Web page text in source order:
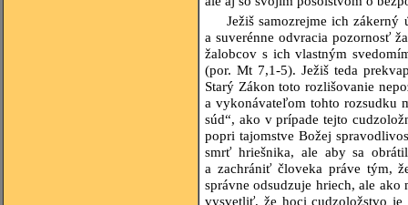
Ježiš samozrejme ich
a suverénne odvracia pozornosť
žalobcov s ich vlastným
(por. Mt 7,1-5). Ježiš teda
Starý Zákon toto rozlišovanie
a vykonávateľom tohto rozsudku
súd“, ako v prípade tejto
popri tajomstve Božej
smrť hriešnika, ale aby sa
a zachrániť človeka práve tým,
správne odsudzuje hriech, ale
vysvetliť, že hoci cudzoložstvo je